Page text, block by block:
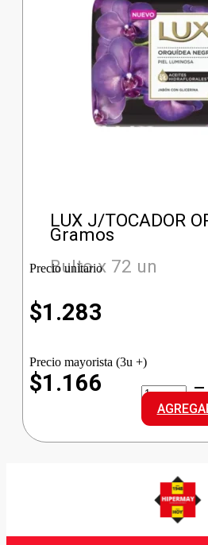
LUX J/TOCADOR
Gramos
Bulto x 72 un
Precio unitario
$1.283
Precio mayorista (3u +)
$1.166
LUX
J/TOCADOR
cantidad